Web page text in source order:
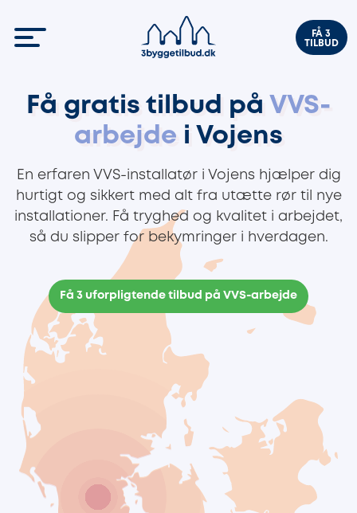
FÅ 3
TILBUD
Få gratis tilbud på VVS-
arbejde i Vojens
En erfaren VVS-installatør i Vojens hjælper dig
hurtigt og sikkert med alt fra utætte rør til nye
installationer. Få tryghed og kvalitet i arbejdet,
så du slipper for bekymringer i hverdagen.
Få 3 uforpligtende tilbud på VVS-arbejde